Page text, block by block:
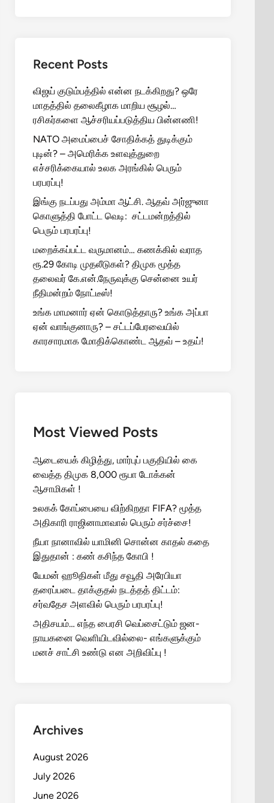
Recent Posts
விஜய் குடும்பத்தில் என்ன நடக்கிறது? ஒரே
மாதத்தில் தலைகீழாக மாறிய சூழல்…
ரசிகர்களை ஆச்சரியப்படுத்திய பின்னணி!
NATO அமைப்பைச் சோதிக்கத் துடிக்கும்
புடின்? – அமெரிக்க உளவுத்துறை
எச்சரிக்கையால் உலக அரங்கில் பெரும்
பரபரப்பு!
இங்கு நடப்பது அம்மா ஆட்சி. ஆதவ் அர்ஜுனா
கொளுத்தி போட்ட வெடி: சட்டமன்றத்தில்
பெரும் பரபரப்பு!
மறைக்கப்பட்ட வருமானம்… கணக்கில் வராத
ரூ.29 கோடி முதலீடுகள்? திமுக மூத்த
தலைவர் கே.என்.நேருவுக்கு சென்னை உயர்
நீதிமன்றம் நோட்டீஸ்!
உங்க மாமனார் ஏன் கொடுத்தாரு? உங்க அப்பா
ஏன் வாங்குனாரு? – சட்டப்பேரவையில்
காரசாரமாக மோதிக்கொண்ட ஆதவ் – உதய்!
Most Viewed Posts
ஆடையைக் கிழித்து, மார்புப் பகுதியில் கை
வைத்த திமுக 8,000 ரூபா டோக்கன்
ஆசாமிகள் !
உலகக் கோப்பையை விற்கிறதா FIFA? மூத்த
அதிகாரி ராஜினாமாவால் பெரும் சர்ச்சை!
நீயா நானாவில் யாமினி சொன்ன காதல் கதை
இதுதான் : கண் கசிந்த கோபி !
யேமன் ஹூதிகள் மீது சவூதி அரேபியா
தரைப்படை தாக்குதல் நடத்தத் திட்டம்:
சர்வதேச அளவில் பெரும் பரபரப்பு!
அதிசயம்… எந்த பைரசி வெப்சைட்டும் ஜன-
நாயகனை வெளியிடவில்லை- எங்களுக்கும்
மனச் சாட்சி உண்டு என அறிவிப்பு !
Archives
August 2026
July 2026
June 2026